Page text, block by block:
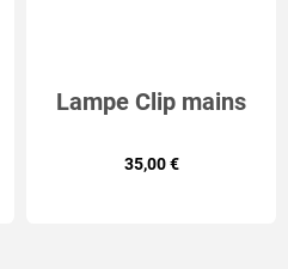
Lampe Clip mains
libre NEXTORCH
35,00 €